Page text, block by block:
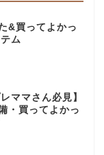
&買ってよかっ
ム
ママさん必見】
・買ってよかっ